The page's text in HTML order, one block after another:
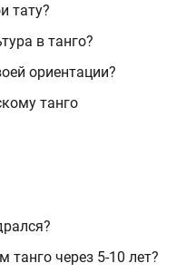
тату?
в танго?
ориентации?
танго
танго через 5-10 лет?